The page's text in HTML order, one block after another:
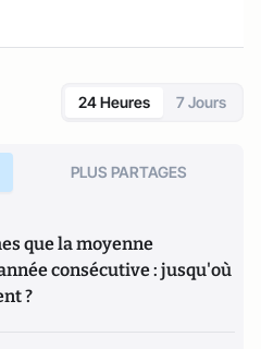
24 Heures 7 Jours
PLUS PARTAGES
que la moyenne
consécutive : jusqu'où
?